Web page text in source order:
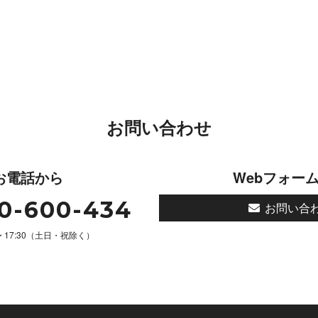
お問い合わせ
電話から
600-434
17:30（土日・祝除く）
Webフォー
お問い合